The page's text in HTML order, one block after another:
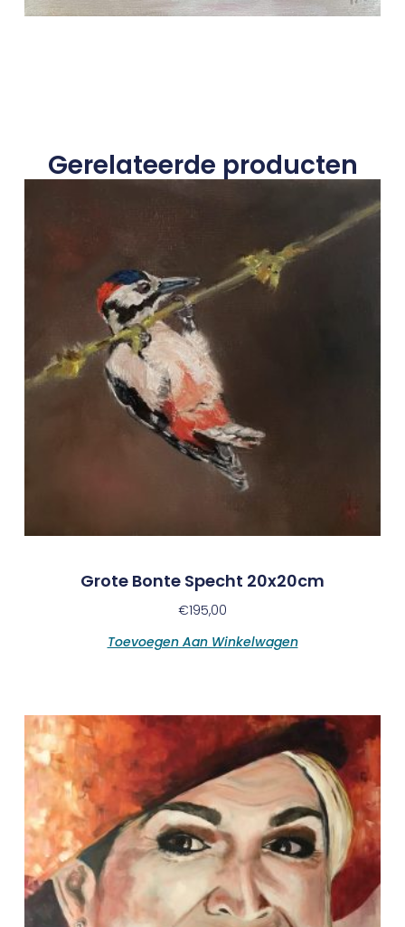
Gerelateerde producten
Grote Bonte Specht 20x20cm
€195,00
Toevoegen Aan Winkelwagen